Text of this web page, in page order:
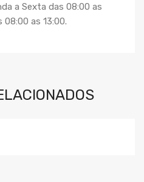
a Sexta das 08:00 as
08:00 as 13:00.